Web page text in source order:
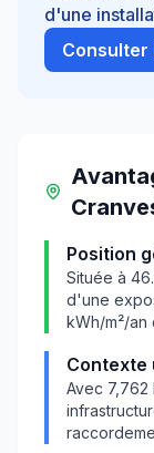
d'une
Position
Située à
d'une
kWh/m²/an
Contexte
Avec 7,762